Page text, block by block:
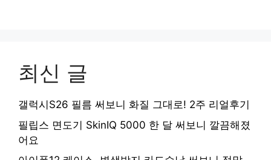
최신 글
갤럭시S26 필름 써보니 화질 그대로! 2주 리얼후기
필립스 면도기 SkinIQ 5000 한 달 써보니 깔끔해졌
어요